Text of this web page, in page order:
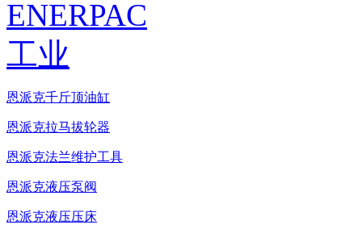
恩派克千斤顶油缸
恩派克拉马拔轮器
恩派克法兰维护工具
恩派克液压泵阀
恩派克液压压床